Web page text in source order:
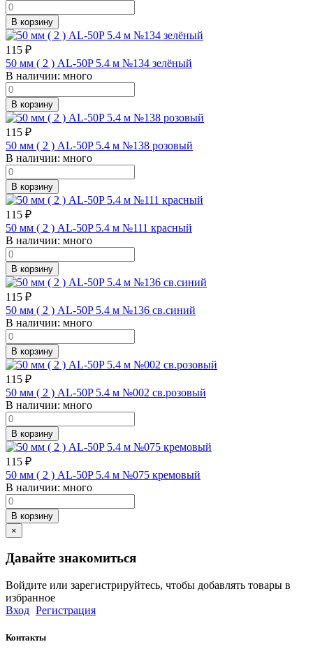
В корзину
115 ₽
50 мм ( 2 ) AL-50P 5.4 м №134 зелёный
В наличии: много
В корзину
115 ₽
50 мм ( 2 ) AL-50P 5.4 м №138 розовый
В наличии: много
В корзину
115 ₽
50 мм ( 2 ) AL-50P 5.4 м №111 красный
В наличии: много
В корзину
115 ₽
50 мм ( 2 ) AL-50P 5.4 м №136 св.синий
В наличии: много
В корзину
115 ₽
50 мм ( 2 ) AL-50P 5.4 м №002 св.розовый
В наличии: много
В корзину
115 ₽
50 мм ( 2 ) AL-50P 5.4 м №075 кремовый
В наличии: много
В корзину
×
Давайте знакомиться
Войдите или зарегистрируйтесь, чтобы добавлять товары в
избранное
Вход Регистрация
Контакты